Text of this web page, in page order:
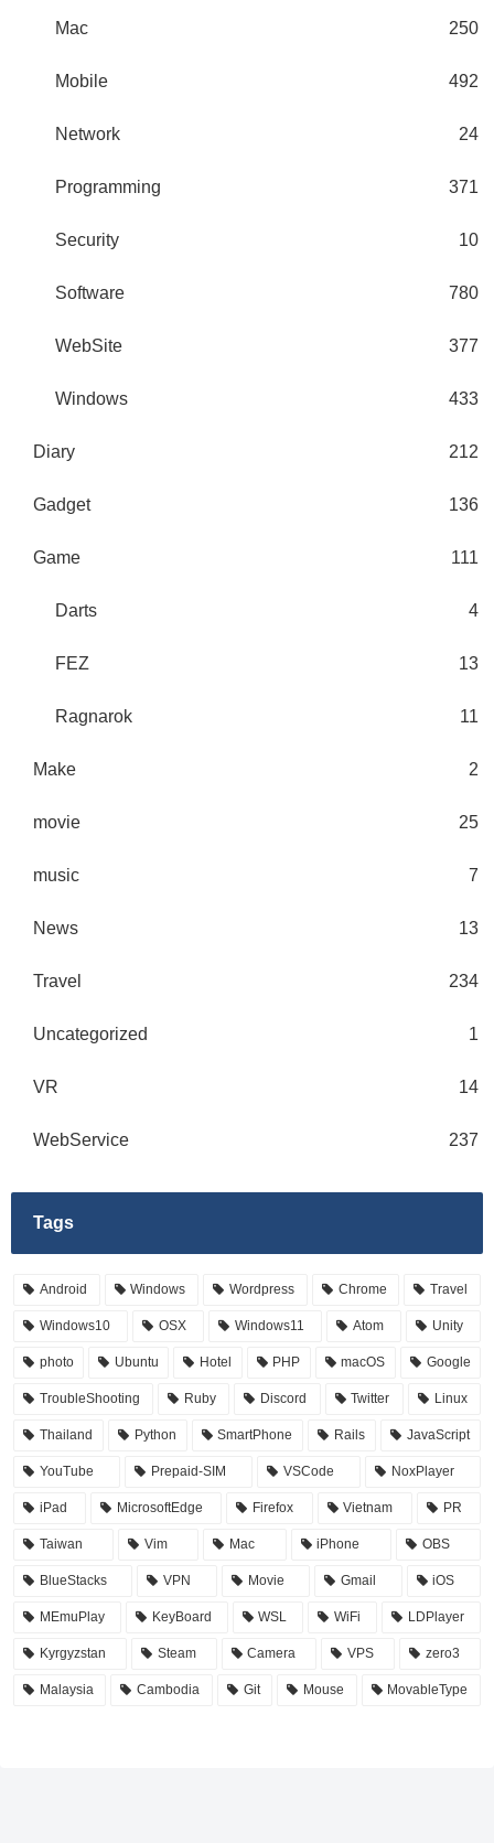
Mac 250
Mobile 492
Network 24
Programming 371
Security 10
Software 780
WebSite 377
Windows 433
Diary 212
Gadget 136
Game 111
Darts 4
FEZ 13
Ragnarok 11
Make 2
movie 25
music 7
News 13
Travel 234
Uncategorized 1
VR 14
WebService 237
Tags
Android Windows Wordpress Chrome Travel
Windows10 OSX Windows11 Atom Unity
photo Ubuntu Hotel PHP macOS Google
TroubleShooting Ruby Discord Twitter Linux
Thailand Python SmartPhone Rails JavaScript
YouTube Prepaid-SIM VSCode NoxPlayer
iPad MicrosoftEdge Firefox Vietnam PR
Taiwan Vim Mac iPhone OBS
BlueStacks VPN Movie Gmail iOS
MEmuPlay KeyBoard WSL WiFi LDPlayer
Kyrgyzstan Steam Camera VPS zero3
Malaysia Cambodia Git Mouse MovableType